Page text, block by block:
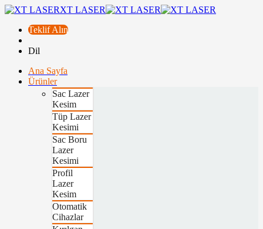
XT LASER
Teklif Alın
Dil
Ana Sayfa
Ürünler
Sac Lazer
Kesim
Tüp Lazer
Kesimi
Sac Boru
Lazer
Kesimi
Profil
Lazer
Kesim
Otomatik
Cihazlar